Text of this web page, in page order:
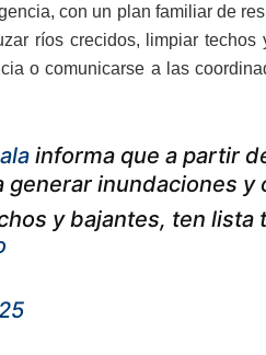
con un plan familiar de
ríos crecidos, limpiar techos
o comunicarse a las
informa que a partir
inundaciones y
y bajantes, ten lista